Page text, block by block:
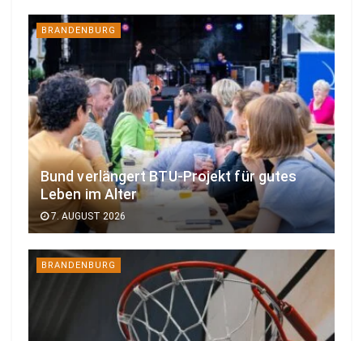
BRANDENBURG
Bund verlängert BTU-Projekt für gutes
Leben im Alter
7. AUGUST 2026
BRANDENBURG